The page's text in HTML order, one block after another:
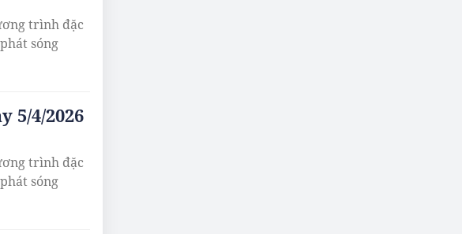
trình đặc
sóng
5/4/2026
trình đặc
sóng